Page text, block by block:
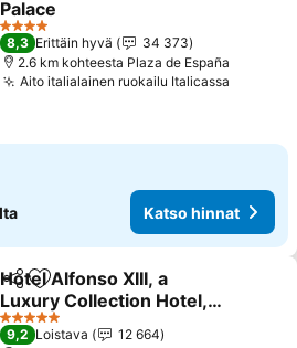
Palace
Katso hinnat
4 Tähtiluokitus
8,3 Erittäin hyvä
34 373
2.6 km kohteesta Plaza de España
Aito italialainen ruokailu Italicassa
Katso hinnat
Jaa Lisää suosikkeihin
Hotel Alfonso XIII, a
Luxury Collection Hotel,
Seville
Katso hinnat
5 Tähtiluokitus
9,2 Loistava
12 664